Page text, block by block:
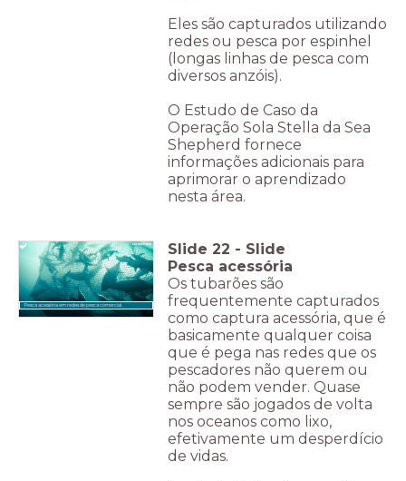
Eles são capturados utilizando
redes ou pesca por espinhel
(longas linhas de pesca com
diversos anzóis).
O Estudo de Caso da
Operação Sola Stella da Sea
Shepherd fornece
informações adicionais para
aprimorar o aprendizado
nesta área.
Pesca acessória em redes de pesca comercial.
Slide 22 - Slide
Pesca acessória
Os tubarões são
frequentemente capturados
como captura acessória, que é
basicamente qualquer coisa
que é pega nas redes que os
pescadores não querem ou
não podem vender. Quase
sempre são jogados de volta
nos oceanos como lixo,
efetivamente um desperdício
de vidas.